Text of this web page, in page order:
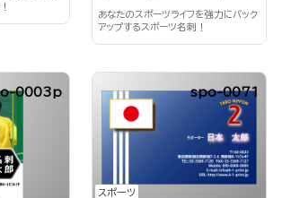
あなたのスポーツライフを強力にバック
アップするスポーツ名刺！
0003p
スポーツ
spo-0071